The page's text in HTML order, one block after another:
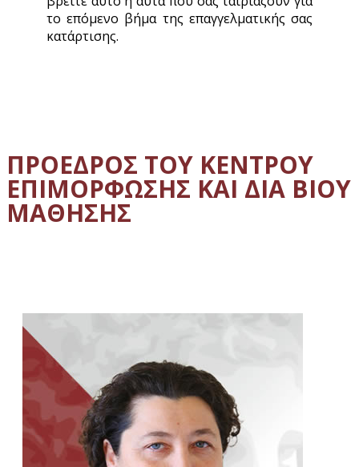
το επόμενο βήμα της επαγγελματικής σας
κατάρτισης.
ΠΡΟΕΔΡΟΣ ΤΟΥ ΚΕΝΤΡΟΥ
ΕΠΙΜΟΡΦΩΣΗΣ ΚΑΙ ΔΙΑ ΒΙΟΥ
ΜΑΘΗΣΗΣ